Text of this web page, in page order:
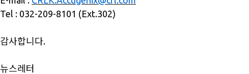
Tel : 032-209-8101 (Ext.302)
감사합니다.
뉴스레터